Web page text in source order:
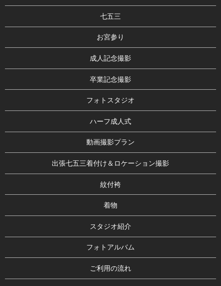
七五三
お宮参り
成人記念撮影
卒業記念撮影
フォトスタジオ
ハーフ成人式
動画撮影プラン
出張七五三着付け＆ロケーション撮影
紋付袴
着物
スタジオ紹介
フォトアルバム
ご利用の流れ